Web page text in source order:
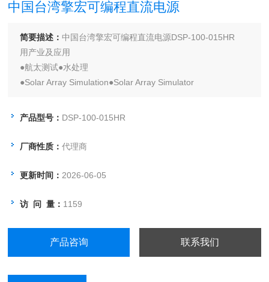
中国台湾擎宏可编程直流电源
简要描述：中国台湾擎宏可编程直流电源DSP-100-015HR
用产业及应用
●航太测试●水处理
●Solar Array Simulation●Solar Array Simulator
●电信及IT产业●热处理
●工厂自动化●晶圆生产
产品型号： DSP-100-015HR
厂商性质：代理商
更新时间： 2026-06-05
访 问 量： 1159
产品咨询 联系我们